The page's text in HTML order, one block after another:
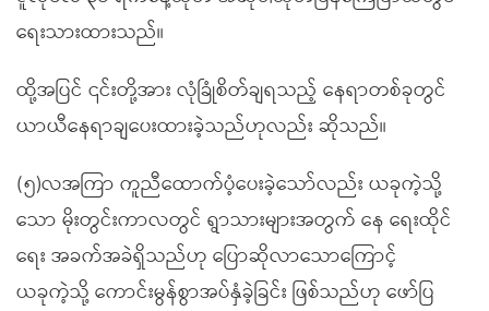
ရေးသားထားသည်။
ထို့အပြင် ၎င်းတို့အား လုံခြုံစိတ်ချရသည့် နေရာတစ်ခုတွင်
ယာယီနေရာချပေးထားခဲ့သည်ဟုလည်း ဆိုသည်။
(၅)လအကြာ ကူညီထောက်ပံ့ပေးခဲ့သော်လည်း ယခုကဲ့သို့
သော မိုးတွင်းကာလတွင် ရွာသားများအတွက် နေ ရေးထိုင်
ရေး အခက်အခဲရှိသည်ဟု ပြောဆိုလာသောကြောင့်
ယခုကဲ့သို့ ကောင်းမွန်စွာအပ်နှံခဲ့ခြင်း ဖြစ်သည်ဟု ဖော်ပြ